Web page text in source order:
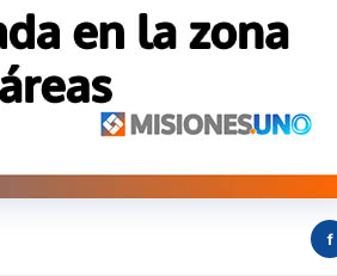
f